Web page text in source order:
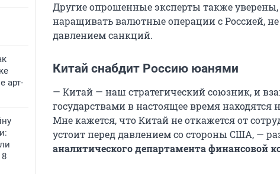
арт-
Другие опрошенные эксперты также уверены,
наращивать валютные операции с Россией,
давлением санкций.
Китай снабдит Россию юанями
— Китай — наш стратегический союзник, и
государствами в настоящее время находятся
Мне кажется, что Китай не откажется от
устоит перед давлением со стороны США, —
аналитического департамента финансовой